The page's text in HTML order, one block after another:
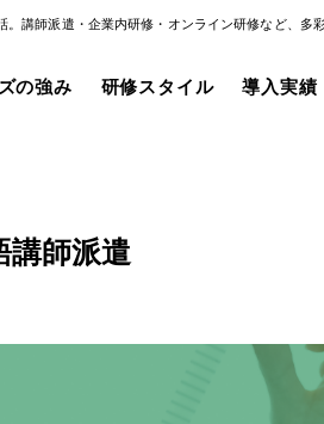
講師派遣・企業内研修・オンライン研修など、多
の強み 研修スタイル 導入実績
講師派遣